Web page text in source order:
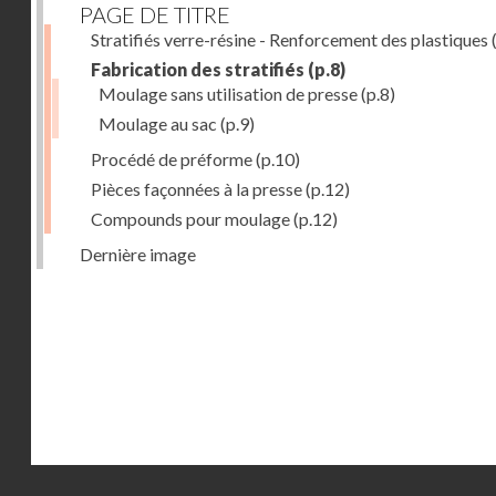
PAGE DE TITRE
Stratifiés verre-résine - Renforcement des plastiques
Fabrication des stratifiés (p.8)
Moulage sans utilisation de presse(p.8)
Moulage au sac (p.9)
Procédé de préforme(p.10)
Pièces façonnées à la presse(p.12)
Compounds pour moulage(p.12)
Dernière image